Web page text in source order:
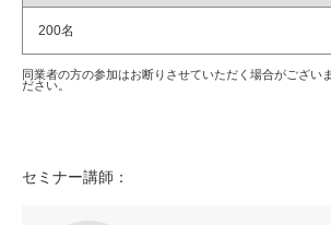
200名
同業者の方の参加はお断りさせていただく場合がござい
ださい。
セミナー講師：